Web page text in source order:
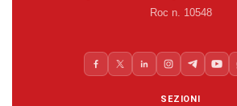
Roc n. 10548
SEZIONI